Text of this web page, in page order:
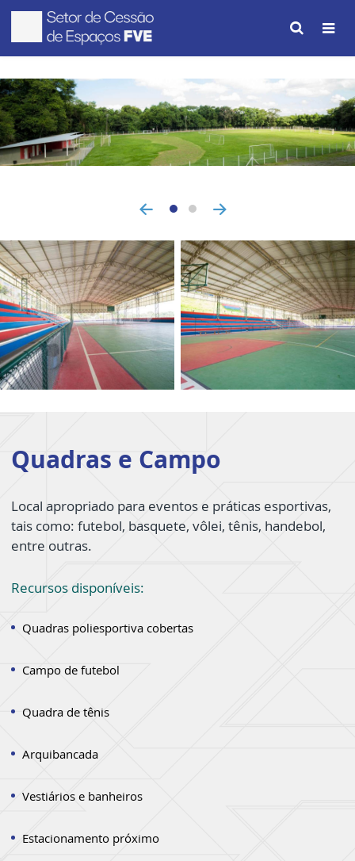
Quadras e Campo
Local apropriado para eventos e práticas esportivas,
tais como: futebol, basquete, vôlei, tênis, handebol,
entre outras.
Recursos disponíveis:
Quadras poliesportiva cobertas
Campo de futebol
Quadra de tênis
Arquibancada
Vestiários e banheiros
Estacionamento próximo